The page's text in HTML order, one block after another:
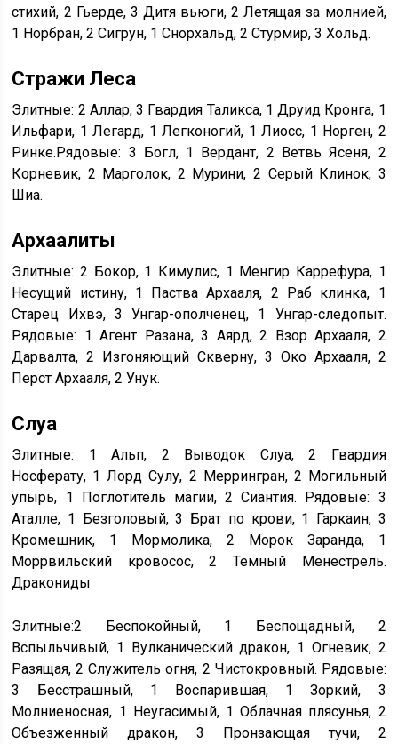
стихий, 2 Гьерде, 3 Дитя вьюги, 2 Летящая за молнией,
1 Норбран, 2 Сигрун, 1 Снорхальд, 2 Стурмир, 3 Хольд.
Стражи Леса
Элитные: 2 Аллар, 3 Гвардия Таликса, 1 Друид Кронга, 1
Ильфари, 1 Легард, 1 Легконогий, 1 Лиосс, 1 Норген, 2
Ринке.Рядовые: 3 Богл, 1 Вердант, 2 Ветвь Ясеня, 2
Корневик, 2 Марголок, 2 Мурини, 2 Серый Клинок, 3
Шиа.
Архаалиты
Элитные: 2 Бокор, 1 Кимулис, 1 Менгир Каррефура, 1
Несущий истину, 1 Паства Архааля, 2 Раб клинка, 1
Старец Ихвэ, 3 Унгар-ополченец, 1 Унгар-следопыт.
Рядовые: 1 Агент Разана, 3 Аярд, 2 Взор Архааля, 2
Дарвалта, 2 Изгоняющий Скверну, 3 Око Архааля, 2
Перст Архааля, 2 Унук.
Слуа
Элитные: 1 Альп, 2 Выводок Слуа, 2 Гвардия
Носферату, 1 Лорд Сулу, 2 Меррингран, 2 Могильный
упырь, 1 Поглотитель магии, 2 Сиантия. Рядовые: 3
Аталле, 1 Безголовый, 3 Брат по крови, 1 Гаркаин, 3
Кромешник, 1 Мормолика, 2 Морок Заранда, 1
Моррвильский кровосос, 2 Темный Менестрель.
Дракониды
Элитные:2 Беспокойный, 1 Беспощадный, 2
Вспыльчивый, 1 Вулканический дракон, 1 Огневик, 2
Разящая, 2 Служитель огня, 2 Чистокровный. Рядовые:
3 Бесстрашный, 1 Воспарившая, 1 Зоркий, 3
Молниеносная, 1 Неугасимый, 1 Облачная плясунья, 2
Объезженный дракон, 3 Пронзающая тучи, 2